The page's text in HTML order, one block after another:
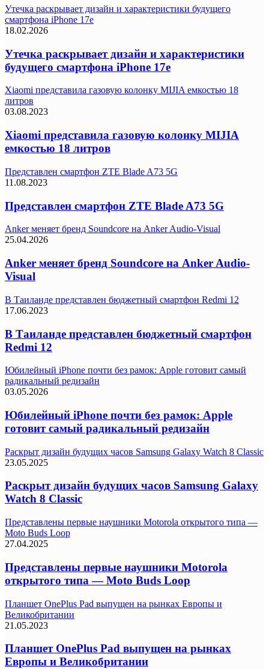
Утечка раскрывает дизайн и характеристики будущего
смартфона iPhone 17e
18.02.2026
Утечка раскрывает дизайн и характеристики
будущего смартфона iPhone 17e
Xiaomi представила газовую колонку MIJIA емкостью 18
литров
03.08.2023
Xiaomi представила газовую колонку MIJIA
емкостью 18 литров
Представлен смартфон ZTE Blade A73 5G
11.08.2023
Представлен смартфон ZTE Blade A73 5G
Anker меняет бренд Soundcore на Anker Audio-Visual
25.04.2026
Anker меняет бренд Soundcore на Anker Audio-
Visual
В Таиланде представлен бюджетный смартфон Redmi 12
17.06.2023
В Таиланде представлен бюджетный смартфон
Redmi 12
Юбилейный iPhone почти без рамок: Apple готовит самый
радикальный редизайн
03.05.2026
Юбилейный iPhone почти без рамок: Apple
готовит самый радикальный редизайн
Раскрыт дизайн будущих часов Samsung Galaxy Watch 8 Classic
23.05.2025
Раскрыт дизайн будущих часов Samsung Galaxy
Watch 8 Classic
Представлены первые наушники Motorola открытого типа —
Moto Buds Loop
27.04.2025
Представлены первые наушники Motorola
открытого типа — Moto Buds Loop
Планшет OnePlus Pad выпущен на рынках Европы и
Великобритании
21.05.2023
Планшет OnePlus Pad выпущен на рынках
Европы и Великобритании